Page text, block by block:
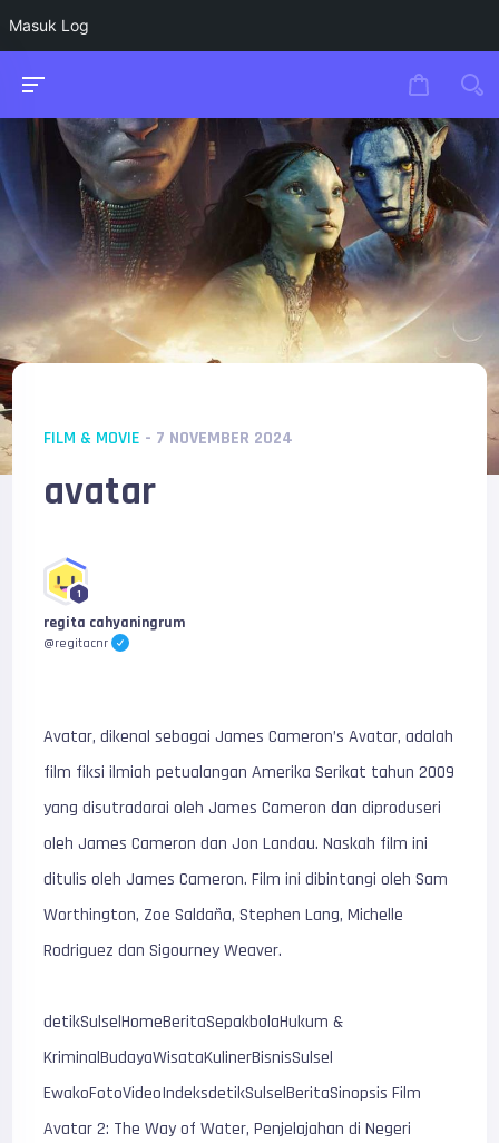
Masuk Log
FILM & MOVIE - 7 NOVEMBER 2024
avatar
1
regita cahyaningrum
@regitacnr
Avatar, dikenal sebagai James Cameron’s Avatar, adalah
film fiksi ilmiah petualangan Amerika Serikat tahun 2009
yang disutradarai oleh James Cameron dan diproduseri
oleh James Cameron dan Jon Landau. Naskah film ini
ditulis oleh James Cameron. Film ini dibintangi oleh Sam
Worthington, Zoe Saldaña, Stephen Lang, Michelle
Rodriguez dan Sigourney Weaver.
detikSulselHomeBeritaSepakbolaHukum &
KriminalBudayaWisataKulinerBisnisSulsel
EwakoFotoVideoIndeksdetikSulselBeritaSinopsis Film
Avatar 2: The Way of Water, Penjelajahan di Negeri